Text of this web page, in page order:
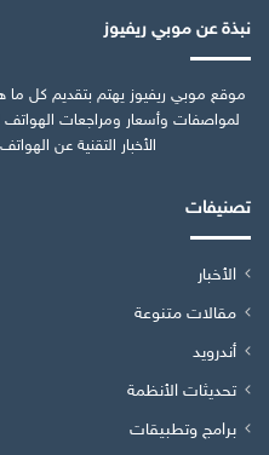
نبذة عن موبي ريفيوز
موقع موبي ريفيوز يهتم بتقديم كل
لمواصفات وأسعار ومراجعات
الأخبار التقنية عن
تصنيفات
الأخبار
مقالات متنوعة
أندرويد
تحديثات الأنظمة
برامج وتطبيقات